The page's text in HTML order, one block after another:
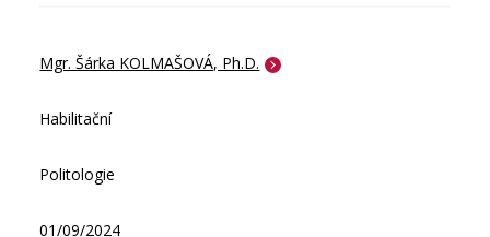
Mgr. Šárka KOLMAŠOVÁ, Ph.D.
Habilitační
Politologie
01/09/2024